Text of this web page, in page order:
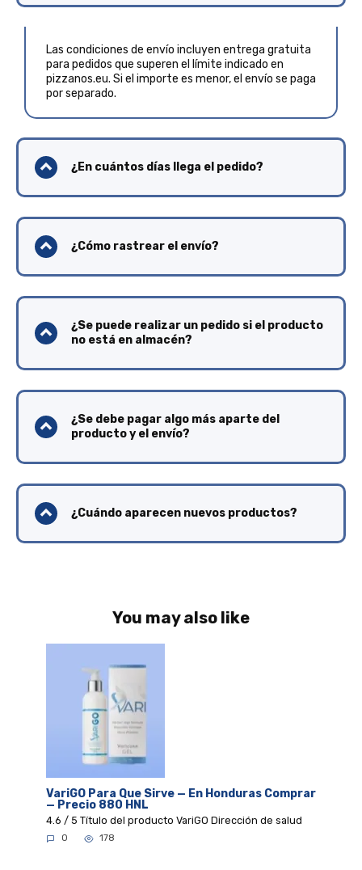
Las condiciones de envío incluyen entrega gratuita
para pedidos que superen el límite indicado en
pizzanos.eu. Si el importe es menor, el envío se paga
por separado.
¿En cuántos días llega el pedido?
¿Cómo rastrear el envío?
¿Se puede realizar un pedido si el producto
no está en almacén?
¿Se debe pagar algo más aparte del
producto y el envío?
¿Cuándo aparecen nuevos productos?
You may also like
VariGO Para Que Sirve — En Honduras Comprar
— Precio 880 HNL
4.6 / 5 Título del producto VariGO Dirección de salud
0 178